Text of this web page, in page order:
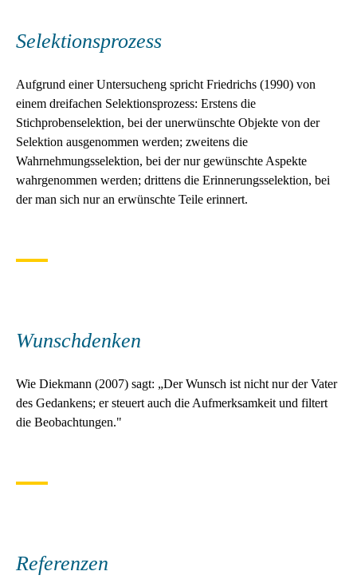
Selektionsprozess
Aufgrund einer Untersucheng spricht Friedrichs (1990) von
einem dreifachen Selektionsprozess: Erstens die
Stichprobenselektion, bei der unerwünschte Objekte von der
Selektion ausgenommen werden; zweitens die
Wahrnehmungsselektion, bei der nur gewünschte Aspekte
wahrgenommen werden; drittens die Erinnerungsselektion, bei
der man sich nur an erwünschte Teile erinnert.
Wunschdenken
Wie Diekmann (2007) sagt: „Der Wunsch ist nicht nur der Vater
des Gedankens; er steuert auch die Aufmerksamkeit und filtert
die Beobachtungen."
Referenzen